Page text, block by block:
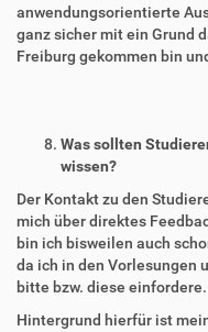
anwendungsorientierte
ganz sicher mit ein Grund
Freiburg gekommen bin
Was sollten
wissen?
Der Kontakt zu den
mich über direktes
bin ich bisweilen auch
da ich in den Vorlesungen
bitte bzw. diese einfordere.
Hintergrund hierfür ist